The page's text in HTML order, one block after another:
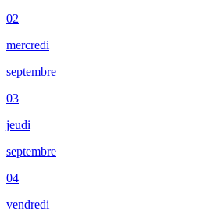
02
mercredi
septembre
03
jeudi
septembre
04
vendredi